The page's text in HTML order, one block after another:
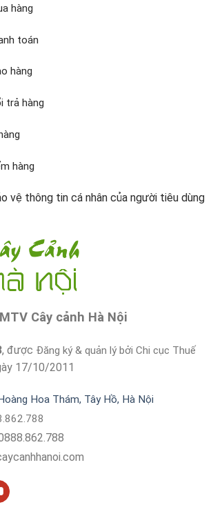
hàng
toán
hàng
trả hàng
hàng
vệ thông tin cá nhân của người tiêu dùng
Cây cảnh Hà Nội
, được Đăng ký & quản lý bởi Chi cục Thuế
17/10/2011
Hoa Thám, Tây Hồ, Hà Nội